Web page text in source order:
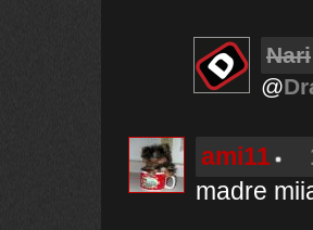
Nari
@
ami11
madre